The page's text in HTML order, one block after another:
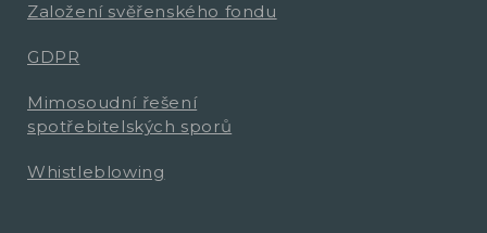
Založení svěřenského fondu
GDPR
Mimosoudní řešení
spotřebitelských sporů
Whistleblowing